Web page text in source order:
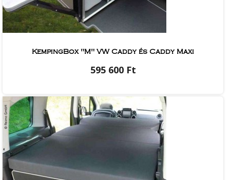
KempingBox "M" VW Caddy és Caddy Maxi
595 600 Ft